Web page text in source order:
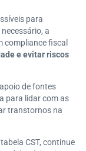
para
a
compliance fiscal
e evitar riscos
de fontes
para lidar com as
transtornos na
CST, continue